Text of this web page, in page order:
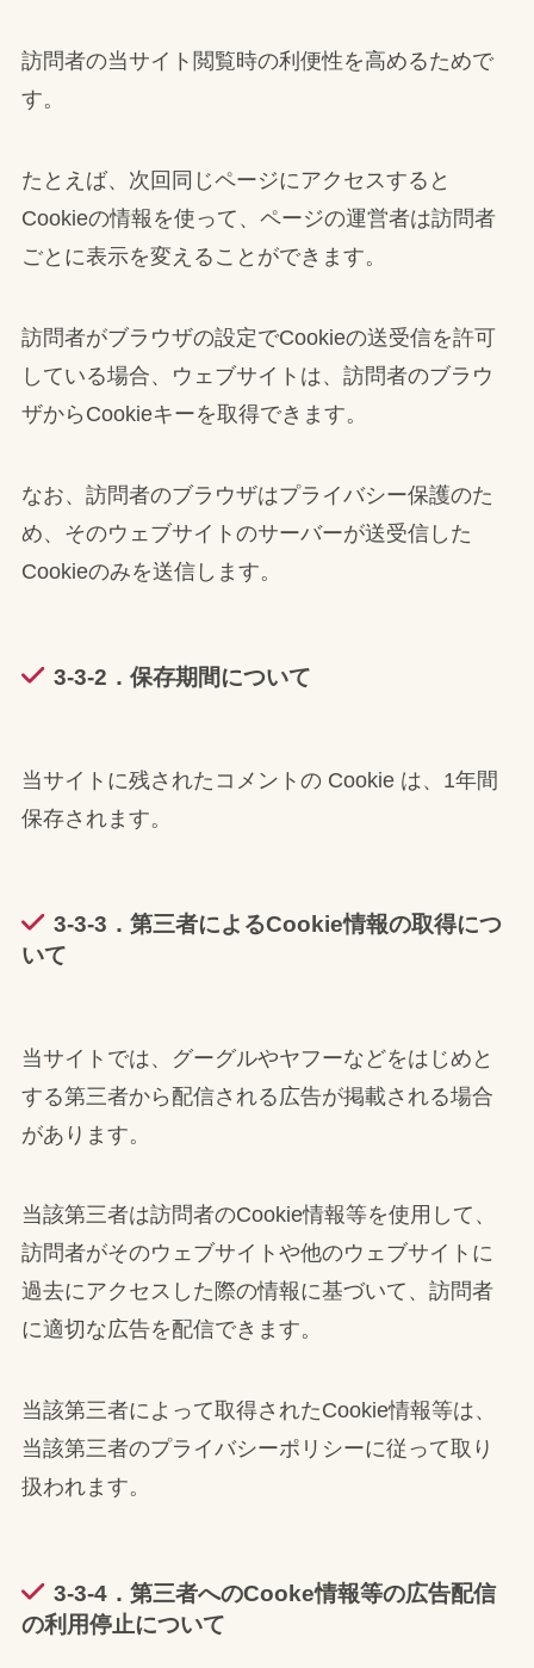
訪問者の当サイト閲覧時の利便性を高めるためで
す。
たとえば、次回同じページにアクセスすると
Cookieの情報を使って、ページの運営者は訪問者
ごとに表示を変えることができます。
訪問者がブラウザの設定でCookieの送受信を許可
している場合、ウェブサイトは、訪問者のブラウ
ザからCookieキーを取得できます。
なお、訪問者のブラウザはプライバシー保護のた
め、そのウェブサイトのサーバーが送受信した
Cookieのみを送信します。
3-3-2．保存期間について
当サイトに残されたコメントの Cookie は、1年間
保存されます。
3-3-3．第三者によるCookie情報の取得につ
いて
当サイトでは、グーグルやヤフーなどをはじめと
する第三者から配信される広告が掲載される場合
があります。
当該第三者は訪問者のCookie情報等を使用して、
訪問者がそのウェブサイトや他のウェブサイトに
過去にアクセスした際の情報に基づいて、訪問者
に適切な広告を配信できます。
当該第三者によって取得されたCookie情報等は、
当該第三者のプライバシーポリシーに従って取り
扱われます。
3-3-4．第三者へのCooke情報等の広告配信
の利用停止について